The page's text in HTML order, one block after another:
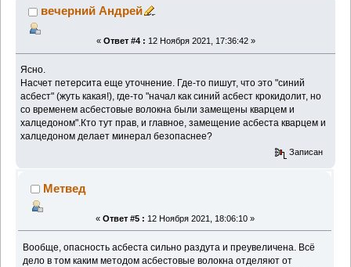
вечерний Андрей
« Ответ #4 : 12 Ноября 2021, 17:36:42 »
Ясно.
Насчет петерсита еще уточнение. Где-то пишут, что это "синий
асбест" (жуть какая!), где-то "начал как синий асбест крокидолит, но
со временем асбестовые волокна были замещены кварцем и
халцедоном".Кто тут прав, и главное, замещение асбеста кварцем и
халцедоном делает минерал безопаснее?
Записан
Метвед
« Ответ #5 : 12 Ноября 2021, 18:06:10 »
Вообще, опасность асбеста сильно раздута и преувеличена. Всё
дело в том каким методом асбестовые волокна отделяют от